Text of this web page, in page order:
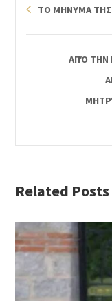
ΤΟ ΜΗΝΥΜΑ ΤΗΣ
ΑΠΌ ΤΗΝ
Related Posts